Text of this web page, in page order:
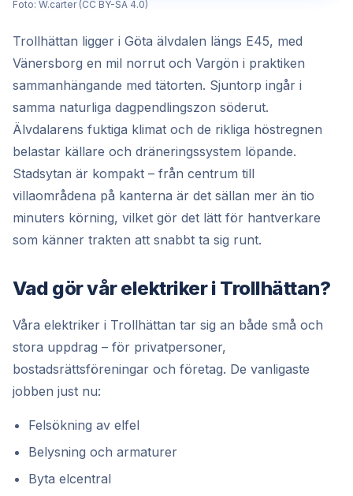
Foto: W.carter (CC BY-SA 4.0)
Trollhättan ligger i Göta älvdalen längs E45, med
Vänersborg en mil norrut och Vargön i praktiken
sammanhängande med tätorten. Sjuntorp ingår i
samma naturliga dagpendlingszon söderut.
Älvdalarens fuktiga klimat och de rikliga höstregnen
belastar källare och dräneringssystem löpande.
Stadsytan är kompakt – från centrum till
villaområdena på kanterna är det sällan mer än tio
minuters körning, vilket gör det lätt för hantverkare
som känner trakten att snabbt ta sig runt.
Vad gör vår elektriker i Trollhättan?
Våra elektriker i Trollhättan tar sig an både små och
stora uppdrag – för privatpersoner,
bostadsrättsföreningar och företag. De vanligaste
jobben just nu:
Felsökning av elfel
Belysning och armaturer
Byta elcentral